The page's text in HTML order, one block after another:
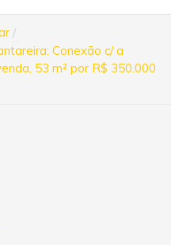
Conexão c/ a
53 m² por R$ 350.000